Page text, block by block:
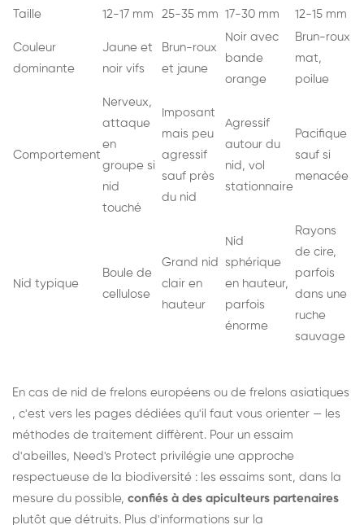
Taille 12-17 mm 25-35 mm 17-30 mm 12-15 mm
Couleur
dominante
Jaune et
noir vifs
Brun-roux
et jaune
Noir avec
bande
orange
Brun-roux
mat,
poilue
Comportement
Nerveux,
attaque
en
groupe si
nid
touché
Imposant
mais peu
agressif
sauf près
du nid
Agressif
autour du
nid, vol
stationnaire
Pacifique
sauf si
menacée
Nid typique
Boule de
cellulose
Grand nid
clair en
hauteur
Nid
sphérique
en hauteur,
parfois
énorme
Rayons
de cire,
parfois
dans une
ruche
sauvage
En cas de nid de frelons européens ou de frelons asiatiques
, c'est vers les pages dédiées qu'il faut vous orienter — les
méthodes de traitement diffèrent. Pour un essaim
d'abeilles, Need's Protect privilégie une approche
respectueuse de la biodiversité : les essaims sont, dans la
mesure du possible, confiés à des apiculteurs partenaires
plutôt que détruits. Plus d'informations sur la